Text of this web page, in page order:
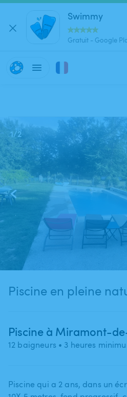
Swimmy
Gratuit - Google
1/2
Piscine en
Piscine à Miramont-
12 baigneurs • 3 heures
Piscine qui a 2 ans​,​ dans un